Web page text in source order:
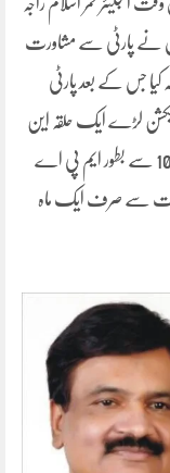
نے پارٹی سے مشاورت
جس کے بعد پارٹی
لڑے ایک حلقہ این
اے 59 سے بطور ایم این اے اور دوسرا حلقہ پی پی 10 سے بطور ایم پی اے
سے صرف ایک ماہ